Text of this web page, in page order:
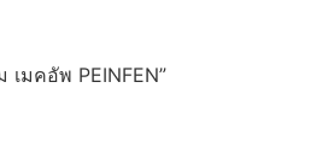
มคอัพ PEINFEN”